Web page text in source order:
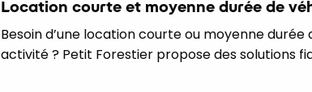
Location courte et moyenne durée de
Besoin d’une location courte ou moyenne
activité ? Petit Forestier propose des solutions